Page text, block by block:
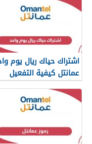
اشتراك حياك ريال يوم
عمانتل كيفية التفعيل
والإلغاء